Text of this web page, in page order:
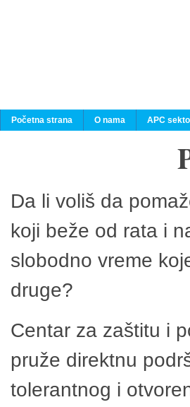
Početna strana O nama APC
Da li voliš da
koji beže od rata i
slobodno vreme
druge?
Centar za zaštitu i
pruže direktnu
tolerantnog i